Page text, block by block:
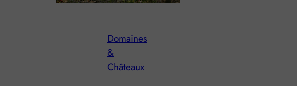
Domaines
&
Châteaux